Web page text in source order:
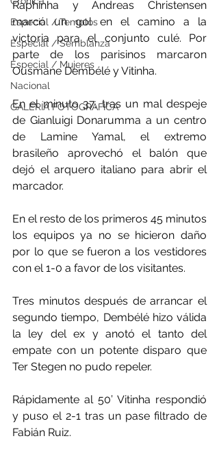
Especial / Templos
Especial / Semblanza
Especial / Mujeres
Nacional
GALERÍA FOTOGRÁFICA
Raphinha y Andreas Christensen
marcó un gol en el camino a la
victoria para el conjunto culé. Por
parte de los parisinos marcaron
Ousmane Dembélé y Vitinha.
En el minuto 37, tras un mal despeje
de Gianluigi Donarumma a un centro
de Lamine Yamal, el extremo
brasileño aprovechó el balón que
dejó el arquero italiano para abrir el
marcador.
En el resto de los primeros 45 minutos
los equipos ya no se hicieron daño
por lo que se fueron a los vestidores
con el 1-0 a favor de los visitantes.
Tres minutos después de arrancar el
segundo tiempo, Dembélé hizo válida
la ley del ex y anotó el tanto del
empate con un potente disparo que
Ter Stegen no pudo repeler.
Rápidamente al 50’ Vitinha respondió
y puso el 2-1 tras un pase filtrado de
Fabián Ruiz.